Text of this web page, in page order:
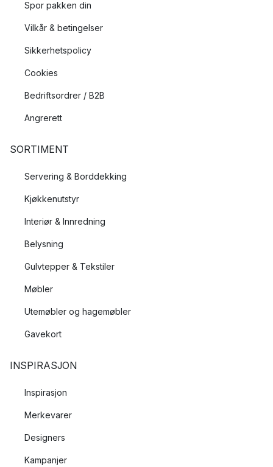
Spor pakken din
Vilkår & betingelser
Sikkerhetspolicy
Cookies
Bedriftsordrer / B2B
Angrerett
SORTIMENT
Servering & Borddekking
Kjøkkenutstyr
Interiør & Innredning
Belysning
Gulvtepper & Tekstiler
Møbler
Utemøbler og hagemøbler
Gavekort
INSPIRASJON
Inspirasjon
Merkevarer
Designers
Kampanjer